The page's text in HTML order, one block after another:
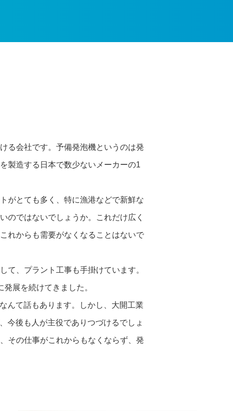
る会社です。予備発泡機というのは発
製造する日本で数少ないメーカーの1
がとても多く、特に漁港などで新鮮な
のではないでしょうか。これだけ広く
れからも需要がなくなることはないで
て、プラント工事も手掛けています。
展を続けてきました。
んて話もあります。しかし、大開工業
今後も人が主役でありつづけるでしょ
その仕事がこれからもなくならず、発